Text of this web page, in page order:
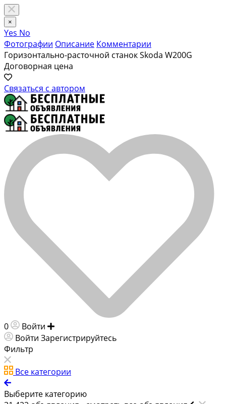
×
Yes No
Фотографии Описание Комментарии
Горизонтально-расточной станок Skoda W200G
Договорная цена
Связаться с автором
0 Войти
Войти Зарегистрируйтесь
Фильтр
Все категории
Выберите категорию